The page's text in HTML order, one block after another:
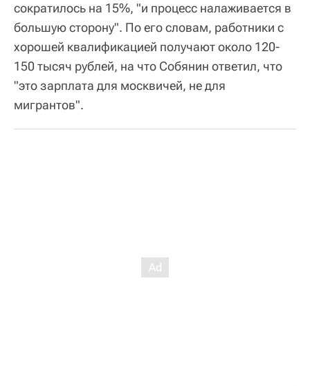
сократилось на 15%, "и процесс налаживается в
большую сторону". По его словам, работники с
хорошей квалификацией получают около 120-
150 тысяч рублей, на что Собянин ответил, что
"это зарплата для москвичей, не для
мигрантов".